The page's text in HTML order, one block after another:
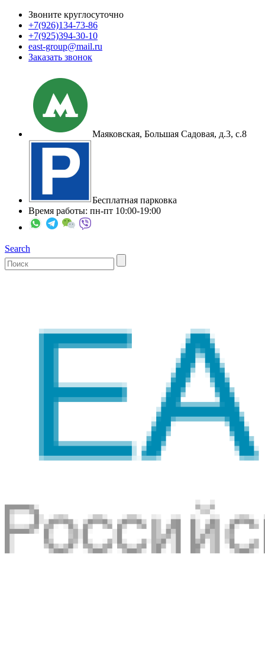
Звоните круглосуточно
+7(926)134-73-86
+7(925)394-30-10
east-group@mail.ru
Заказать звонок
Маяковская, Большая Садовая, д.3, с.8
Бесплатная парковка
Время работы: пн-пт 10:00-19:00
Search